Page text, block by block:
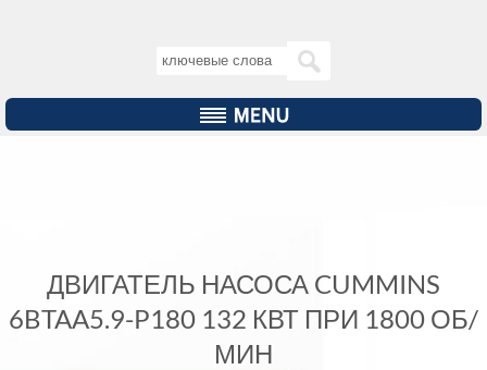
ДВИГАТЕЛЬ НАСОСА CUMMINS
6BTAA5.9-P180 132 КВТ ПРИ 1800 ОБ/
МИН